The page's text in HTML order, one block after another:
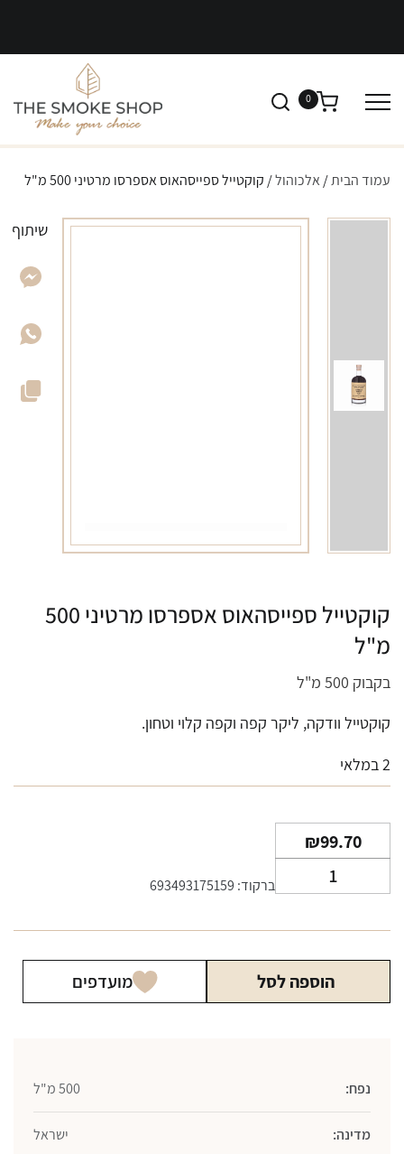
0
עמוד הבית/ אלכוהול/ קוקטייל ספייסהאוס אספרסו מרטיני 500 מ"ל
קוקטייל ספייסהאוס אספרסו מרטיני 500
מ"ל
בקבוק 500 מ"ל
קוקטייל וודקה, ליקר קפה וקפה קלוי וטחון.
2 במלאי
₪99.70
של
ברקוד: 693493175159
הוספה לסל מועדפים
נפח: 500 מ"ל
מדינה: ישראל
שיתוף